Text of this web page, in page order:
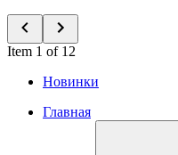
Item 1 of 12
Новинки
Главная